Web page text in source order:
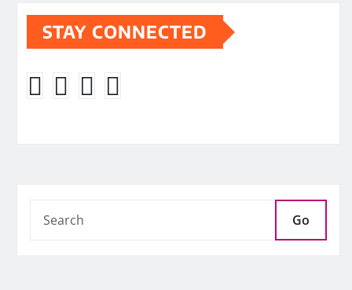
STAY CONNECTED
Go